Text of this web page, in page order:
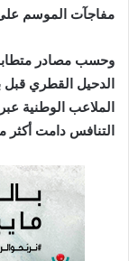
مفاجآت الموسم
وحسب مصادر
الدحيل القطري قبل
الملاعب الوطنية
التنافس دامت